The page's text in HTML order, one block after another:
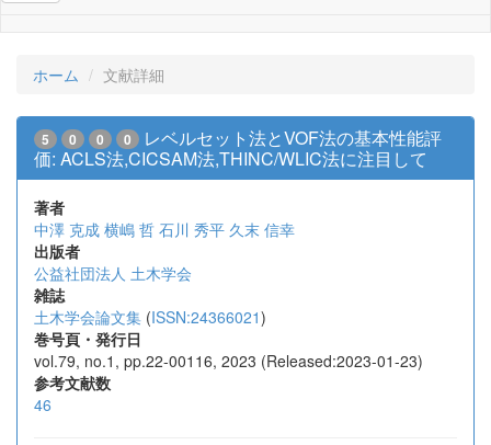
ホーム 文献詳細
5 0 0 0
レベルセット法とVOF法の基本性能評
価: ACLS法,CICSAM法,THINC/WLIC法に注目して
著者
中澤 克成 横嶋 哲 石川 秀平 久末 信幸
出版者
公益社団法人 土木学会
雑誌
土木学会論文集 (ISSN:24366021)
巻号頁・発行日
vol.79, no.1, pp.22-00116, 2023 (Released:2023-01-23)
参考文献数
46